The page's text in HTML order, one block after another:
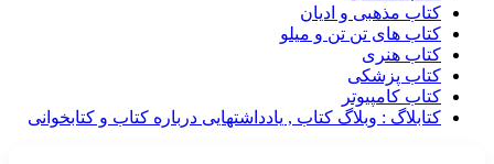
کتاب مذهبی و ادیان
کتاب های تن تن و میلو
کتاب هنری
کتاب پزشکی
کتاب کامپیوتر
کتابلاگ : وبلاگ کتاب , یادداشتهایی درباره کتاب و کتابخوانی